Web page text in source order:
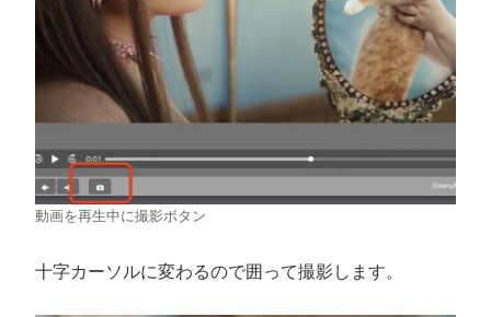
動画を再生中に撮影ボタン
十字カーソルに変わるので囲って撮影します。